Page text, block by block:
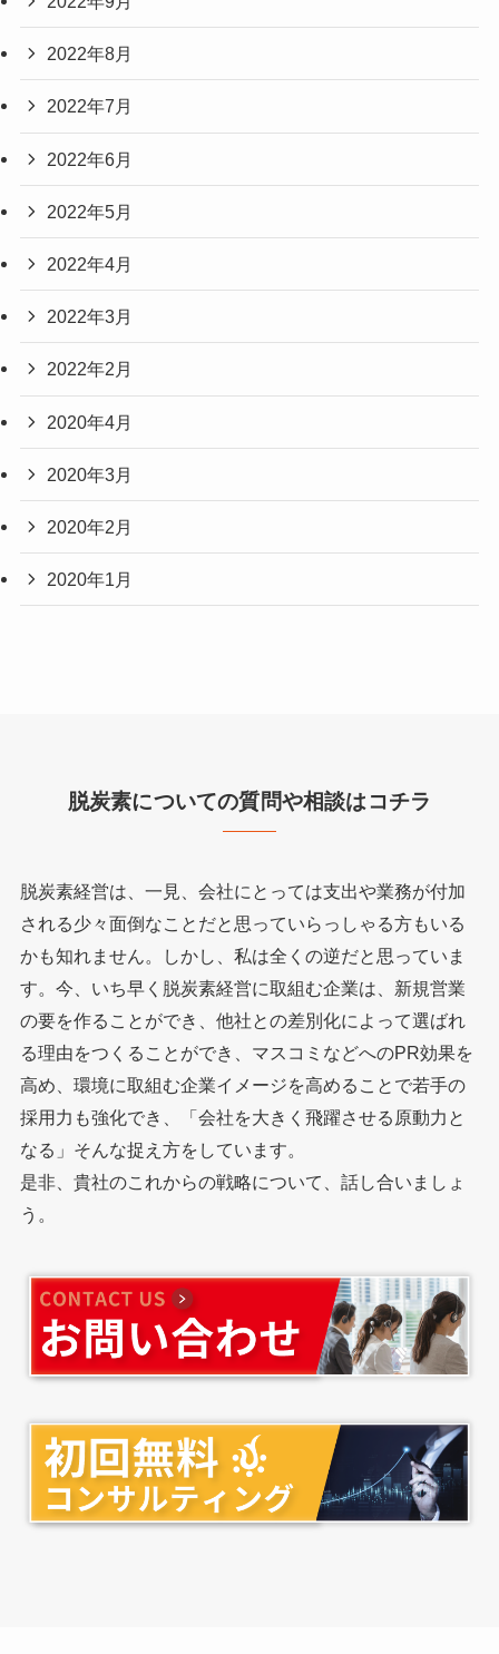
2022年8月
2022年7月
2022年6月
2022年5月
2022年4月
2022年3月
2022年2月
2020年4月
2020年3月
2020年2月
2020年1月
脱炭素についての質問や相談はコチラ
脱炭素経営は、一見、会社にとっては支出や業務が付加
される少々面倒なことだと思っていらっしゃる方もいる
かも知れません。しかし、私は全くの逆だと思っていま
す。今、いち早く脱炭素経営に取組む企業は、新規営業
の要を作ることができ、他社との差別化によって選ばれ
る理由をつくることができ、マスコミなどへのPR効果を
高め、環境に取組む企業イメージを高めることで若手の
採用力も強化でき、「会社を大きく飛躍させる原動力と
なる」そんな捉え方をしています。
是非、貴社のこれからの戦略について、話し合いましょ
う。